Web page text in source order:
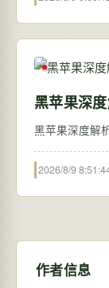
黑苹果深
2026/8/9
作者信息